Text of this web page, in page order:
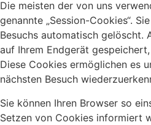
Die meisten der von uns
genannte „Session-Cookies“.
Besuchs automatisch gelöscht.
auf Ihrem Endgerät
Diese Cookies ermöglichen es
nächsten Besuch
Sie können Ihren Browser so
Setzen von Cookies informiert